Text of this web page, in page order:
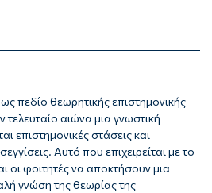
πεδίο θεωρητικής επιστημονικής
τελευταίο αιώνα μια γνωστική
επιστημονικές στάσεις και
Αυτό που επιχειρείται με το
οι φοιτητές να αποκτήσουν μια
γνώση της θεωρίας της